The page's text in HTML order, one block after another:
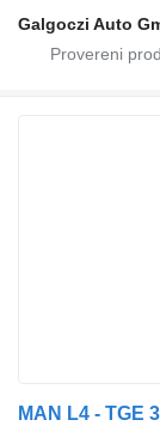
Galgoczi Auto
MAN L4 - TGE